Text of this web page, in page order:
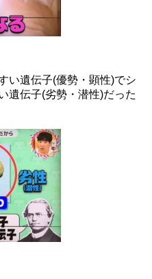
い遺伝子(優勢・顕性)でシ
遺伝子(劣勢・潜性)だった